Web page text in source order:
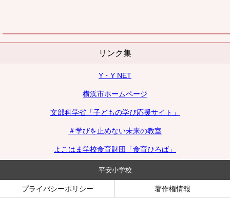
リンク集
Y・Y NET
横浜市ホームページ
文部科学省「子どもの学び応援サイト」
＃学びを止めない未来の教室
よこはま学校食育財団「食育ひろば」
平安小学校
プライバシーポリシー 著作権情報